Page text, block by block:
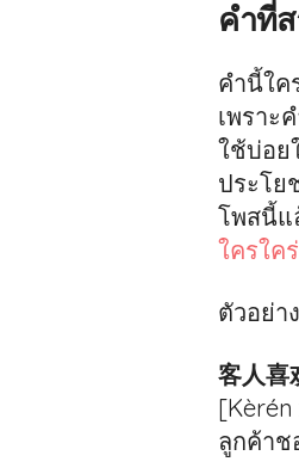
คำที่
คำนี้ใค
เพราะ
ใช้บ่อย
ประโย
โพสนี้แ
ใครใค
ตัวอย่า
客人喜
ลูกค้าช